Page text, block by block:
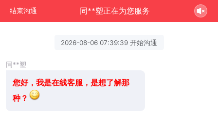
结束沟通 同**塑正在为您服务
2026-08-06 07:39:39 开始沟通
同**塑
您好，我是在线客服，是想了解那
种？